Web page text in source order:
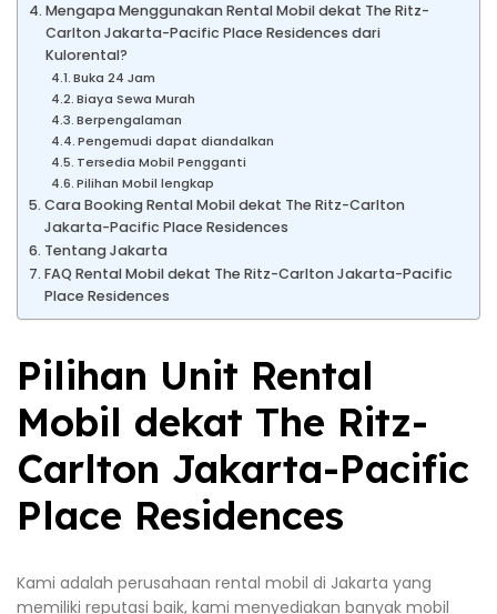
Mengapa Menggunakan Rental Mobil dekat The Ritz-
Carlton Jakarta-Pacific Place Residences dari
Kulorental?
Buka 24 Jam
Biaya Sewa Murah
Berpengalaman
Pengemudi dapat diandalkan
Tersedia Mobil Pengganti
Pilihan Mobil lengkap
Cara Booking Rental Mobil dekat The Ritz-Carlton
Jakarta-Pacific Place Residences
Tentang Jakarta
FAQ Rental Mobil dekat The Ritz-Carlton Jakarta-Pacific
Place Residences
Pilihan Unit Rental
Mobil dekat The Ritz-
Carlton Jakarta-Pacific
Place Residences
Kami adalah perusahaan rental mobil di Jakarta yang
memiliki reputasi baik, kami menyediakan banyak mobil